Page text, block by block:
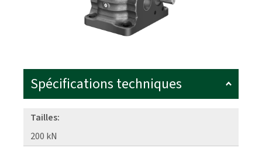
Spécifications techniques
Tailles:
200 kN